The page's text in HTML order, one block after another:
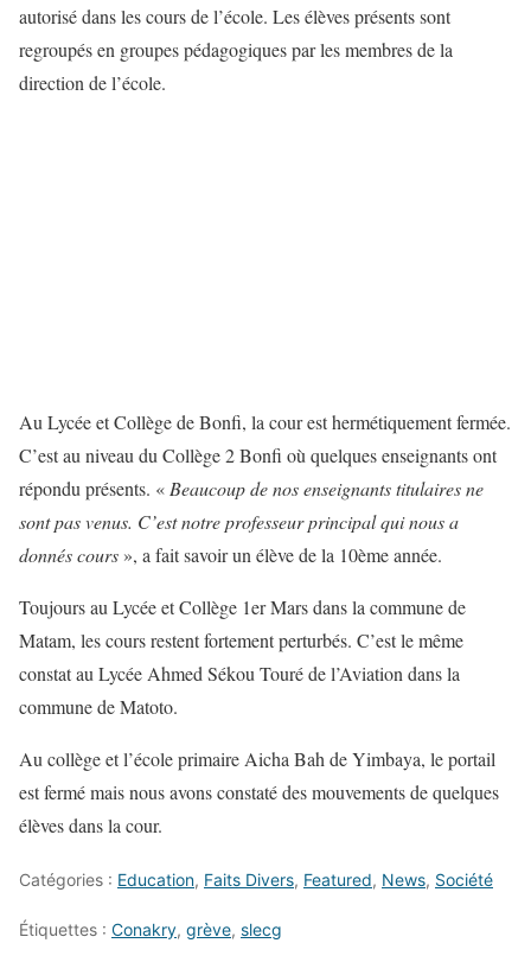
autorisé dans les cours de l’école. Les élèves présents sont
regroupés en groupes pédagogiques par les membres de la
direction de l’école.
Au Lycée et Collège de Bonfi, la cour est hermétiquement fermée.
C’est au niveau du Collège 2 Bonfi où quelques enseignants ont
répondu présents. « Beaucoup de nos enseignants titulaires ne
sont pas venus. C’est notre professeur principal qui nous a
donnés cours », a fait savoir un élève de la 10ème année.
Toujours au Lycée et Collège 1er Mars dans la commune de
Matam, les cours restent fortement perturbés. C’est le même
constat au Lycée Ahmed Sékou Touré de l’Aviation dans la
commune de Matoto.
Au collège et l’école primaire Aicha Bah de Yimbaya, le portail
est fermé mais nous avons constaté des mouvements de quelques
élèves dans la cour.
Catégories : Education, Faits Divers, Featured, News, Société
Étiquettes : Conakry, grève, slecg